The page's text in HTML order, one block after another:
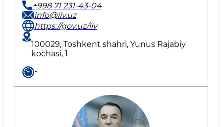
+998 71 231-43-04
info@iiv.uz
https://gov.uz/iiv
100029, Toshkent shahri, Yunus Rаjаbiy
ko`chаsi, 1
-